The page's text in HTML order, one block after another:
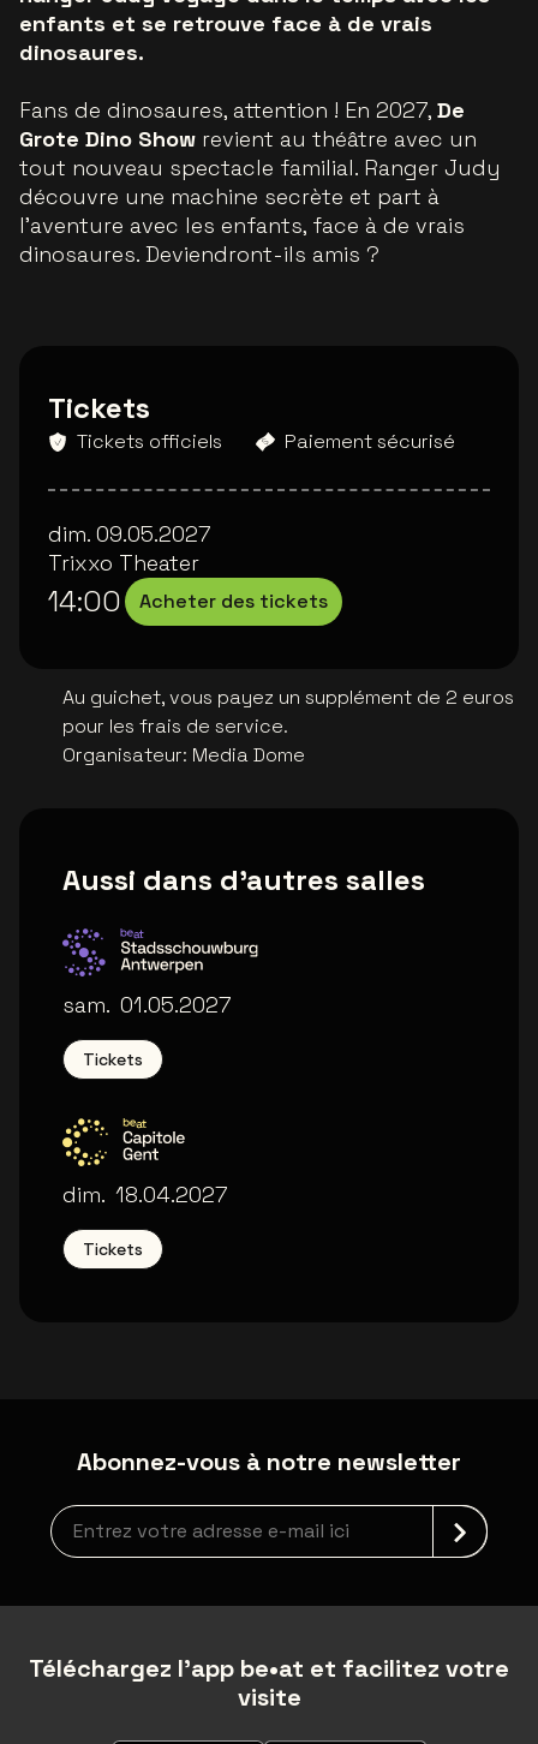
enfants et se retrouve face à de vrais
dinosaures.
Fans de dinosaures, attention ! En 2027, De
Grote Dino Show revient au théâtre avec un
tout nouveau spectacle familial. Ranger Judy
découvre une machine secrète et part à
l’aventure avec les enfants, face à de vrais
dinosaures. Deviendront-ils amis ?
Tickets
Tickets officiels Paiement sécurisé
dim. 09.05.2027
Trixxo Theater
14:00 Acheter des tickets
Au guichet, vous payez un supplément de 2 euros
pour les frais de service.
Organisateur: Media Dome
Aussi dans d'autres salles
Stadsschouwburg Antwerpen
sam. 01.05.2027
Tickets
Capitole Gent
dim. 18.04.2027
Tickets
Abonnez-vous à notre newsletter
Inscription à la newsletter
Téléchargez l'app be•at et facilitez votre
visite